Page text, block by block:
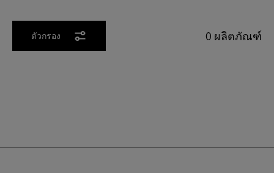
ตัวกรอง 0 ผลิตภัณฑ์